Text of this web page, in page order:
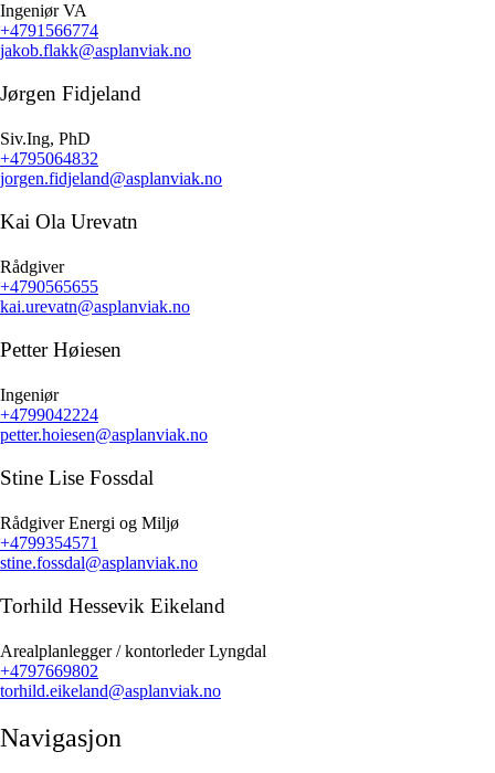
Ingeniør VA
+4791566774
jakob.flakk@asplanviak.no
Jørgen Fidjeland
Siv.Ing, PhD
+4795064832
jorgen.fidjeland@asplanviak.no
Kai Ola Urevatn
Rådgiver
+4790565655
kai.urevatn@asplanviak.no
Petter Høiesen
Ingeniør
+4799042224
petter.hoiesen@asplanviak.no
Stine Lise Fossdal
Rådgiver Energi og Miljø
+4799354571
stine.fossdal@asplanviak.no
Torhild Hessevik Eikeland
Arealplanlegger / kontorleder Lyngdal
+4797669802
torhild.eikeland@asplanviak.no
Navigasjon